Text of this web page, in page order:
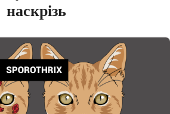
наскрізь